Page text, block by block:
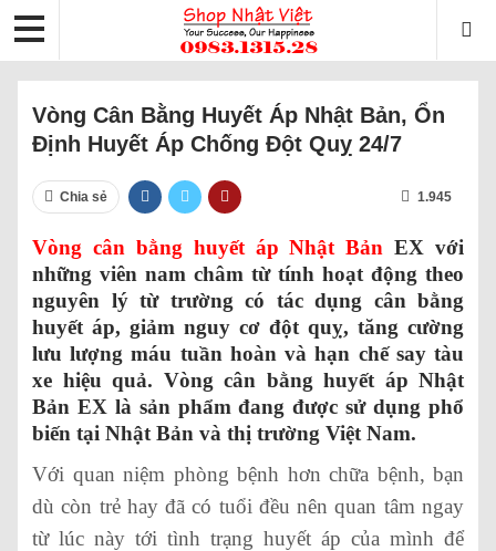
Vòng Cân Bằng Huyết Áp Nhật Bản, Ổn
Định Huyết Áp Chống Đột Quỵ 24/7‎
Chia sẻ 1.945
Vòng cân bằng huyết áp Nhật Bản EX với
những viên nam châm từ tính hoạt động theo
nguyên lý từ trường có tác dụng cân bằng
huyết áp, giảm nguy cơ đột quỵ, tăng cường
lưu lượng máu tuần hoàn và hạn chế say tàu
xe hiệu quả. Vòng cân bằng huyết áp Nhật
Bản EX là sản phẩm đang được sử dụng phổ
biến tại Nhật Bản và thị trường Việt Nam.
Với quan niệm phòng bệnh hơn chữa bệnh, bạn
dù còn trẻ hay đã có tuổi đều nên quan tâm ngay
từ lúc này tới tình trạng huyết áp của mình để